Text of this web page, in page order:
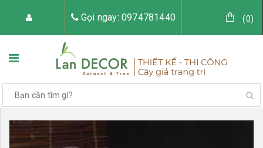
Gọi ngay: 0974781440 (0)
TRANG CHỦ VỀ LAN DECOR